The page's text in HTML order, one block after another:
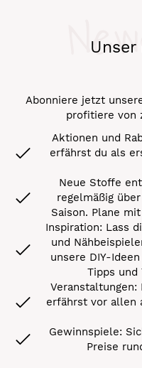
Abonniere jetzt
profitiere von
Aktionen und
erfährst du als
Neue Stoffe
regelmäßig
Saison. Plane
Inspiration: Lass
und
unsere DIY-
Tipps und
Veranstaltungen:
erfährst vor allen
Gewinnspiele:
Preise